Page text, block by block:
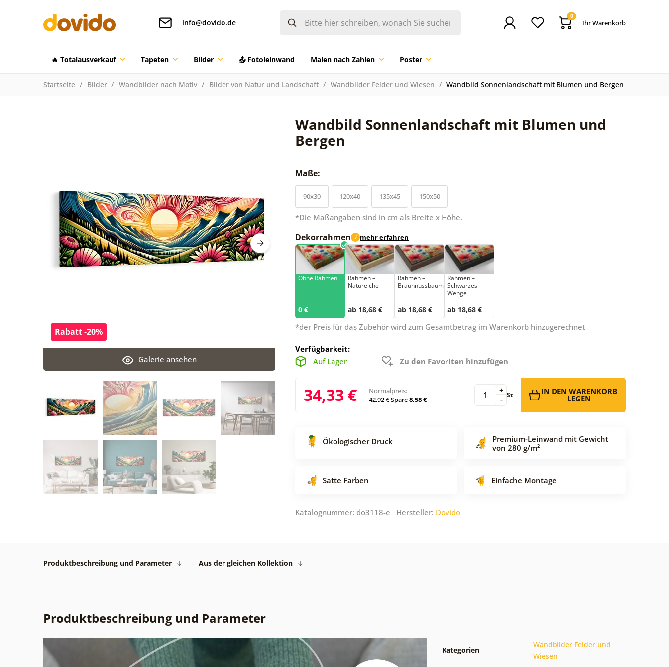
info@dovido.de
0
Ihr Warenkorb
🔥 Totalausverkauf Tapeten Bilder 📤 Fotoleinwand Malen nach Zahlen Poster
Startseite Bilder Wandbilder nach Motiv Bilder von Natur und Landschaft Wandbilder Felder und Wiesen Wandbild Sonnenlandschaft mit Blumen und Bergen
Wandbild Sonnenlandschaft mit Blumen und
Bergen
Galerie ansehen
Rabatt -20%
Maße:
90x30 120x40 135x45 150x50
*Die Maßangaben sind in cm als Breite x Höhe.
Dekorrahmen i mehr erfahren
Ohne Rahmen
0 €
Rahmen –
Natureiche
ab 18,68 €
Rahmen –
Braunnussbaum
ab 18,68 €
Rahmen –
Schwarzes
Wenge
ab 18,68 €
*der Preis für das Zubehör wird zum Gesamtbetrag im Warenkorb hinzugerechnet
Verfügbarkeit:
Auf Lager
Zu den Favoriten hinzufügen
34,33 €
Normalpreis:
42,92 €Spare8,58 € -
+ St IN DEN WARENKORB
LEGEN
Ökologischer Druck
Premium-Leinwand mit Gewicht
von 280 g/m²
Satte Farben Einfache Montage
Katalognummer: do3118-e Hersteller: Dovido
Produktbeschreibung und Parameter Aus der gleichen Kollektion
Produktbeschreibung und Parameter
Kategorien
Wandbilder Felder und
Wiesen